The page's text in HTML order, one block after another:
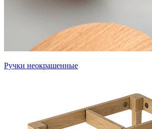
Ручки неокрашенные